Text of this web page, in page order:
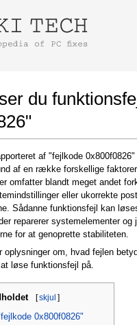
du
af "fejlkode
af en række forskellige
omfatter blandt meget andet
eller ukorrekte
Sådanne funktionsfejl kan
reparerer systemelementer og
for at genoprette stabiliteten.
oplysninger om, hvad fejlen
løse funktionsfejl på.
[skjul ]
0x800f0826"
using
is complete, click on the
file link